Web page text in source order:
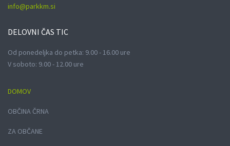
info@parkkm.si
DELOVNI ČAS TIC
Od ponedeljka do petka: 9.00 - 16.00 ure
V soboto: 9.00 - 12.00 ure
DOMOV
OBČINA ČRNA
ZA OBČANE